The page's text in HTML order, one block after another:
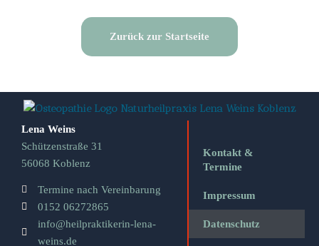
Zurück zur Startseite
Lena Weins
Schützenstraße 31
56068 Koblenz
Termine nach Vereinbarung
0152 06272865
info@heilpraktikerin-lena-
weins.de
Kontakt &
Termine
Impressum
Datenschutz